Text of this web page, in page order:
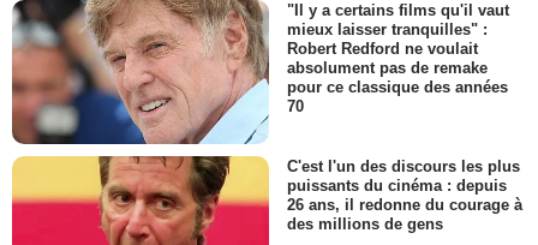
"Il y a certains films qu'il vaut
mieux laisser tranquilles" :
Robert Redford ne voulait
absolument pas de remake
pour ce classique des années
70
C'est l'un des discours les plus
puissants du cinéma : depuis
26 ans, il redonne du courage à
des millions de gens